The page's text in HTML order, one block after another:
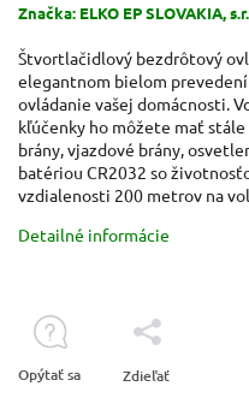
Značka: ELKO EP SLOVAKIA,
Štvortlačidlový bezdrôtový
elegantnom bielom
ovládanie vašej domácnosti.
kľúčenky ho môžete mať
brány, vjazdové brány,
batériou CR2032 so
vzdialenosti 200 metrov na
Detailné informácie
Opýtať sa Zdieľať